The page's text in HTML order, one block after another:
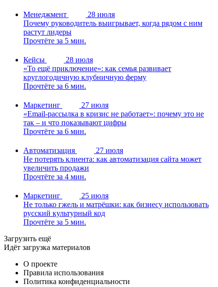
Менеджмент
28 июля
Почему руководитель выигрывает, когда рядом с ним
растут лидеры
Прочтёте за 5 мин.
Кейсы
28 июля
«То ещё приключение»: как семья развивает
круглогодичную клубничную ферму
Прочтёте за 6 мин.
Маркетинг
27 июля
«Email-рассылка в кризис не работает»: почему это не
так – и что показывают цифры
Прочтёте за 6 мин.
Автоматизация
27 июля
Не потерять клиента: как автоматизация сайта может
увеличить продажи
Прочтёте за 4 мин.
Маркетинг
25 июля
Не только гжель и матрёшки: как бизнесу использовать
русский культурный код
Прочтёте за 5 мин.
Загрузить ещё
Идёт загрузка материалов
О проекте
Правила использования
Политика конфиденциальности